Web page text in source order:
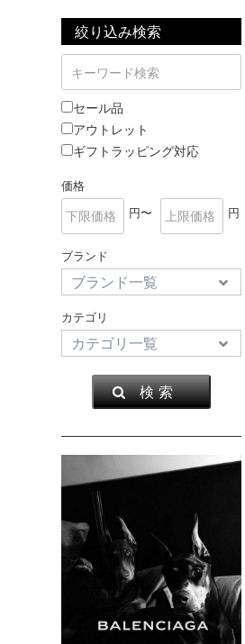
絞り込み検索
セール品
アウトレット
ギフトラッピング対応
価格
円〜
円
ブランド
カテゴリ
検 索